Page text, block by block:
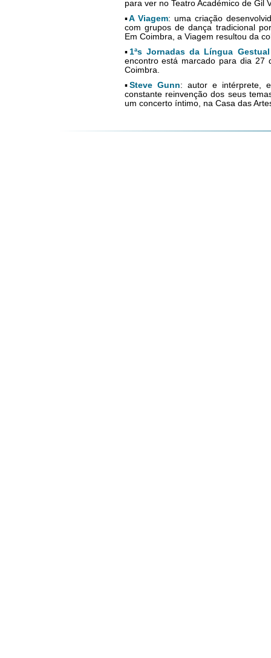
para ver no Teatro Académico de Gil
▪A Viagem: uma criação
com grupos de dança tradicional
Em Coimbra, a Viagem resultou da
▪ 1ªs Jornadas da Língua
encontro está marcado para dia 27
Coimbra.
▪Steve Gunn: autor e intérprete,
constante reinvenção dos seus
um concerto íntimo, na Casa das